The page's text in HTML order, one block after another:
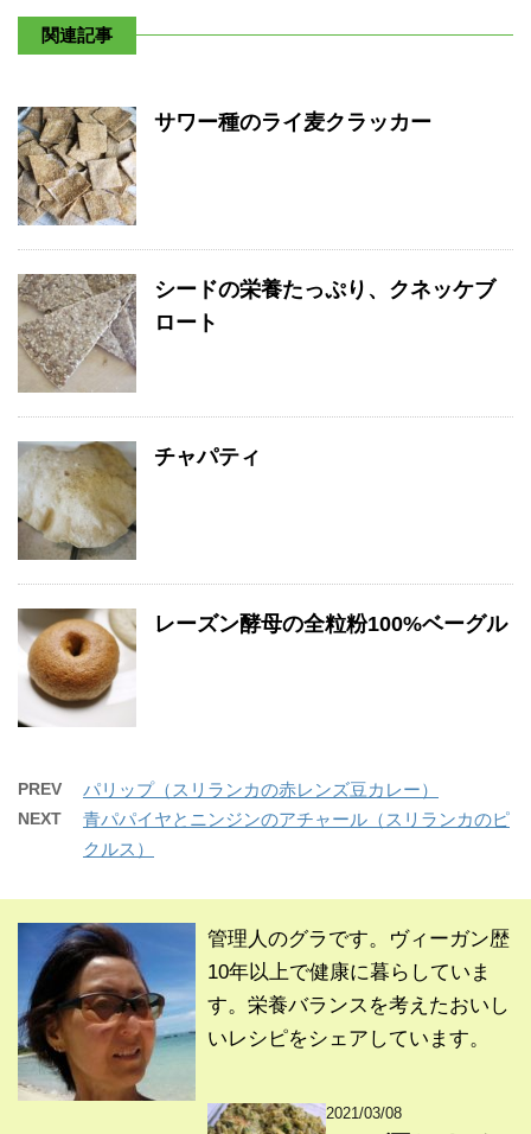
関連記事
サワー種のライ麦クラッカー
シードの栄養たっぷり、クネッケブ
ロート
チャパティ
レーズン酵母の全粒粉100%ベーグル
PREV パリップ（スリランカの赤レンズ豆カレー）
NEXT
青パパイヤとニンジンのアチャール（スリランカのピ
クルス）
管理人のグラです。ヴィーガン歴
10年以上で健康に暮らしていま
す。栄養バランスを考えたおいし
いレシピをシェアしています。
2021/03/08